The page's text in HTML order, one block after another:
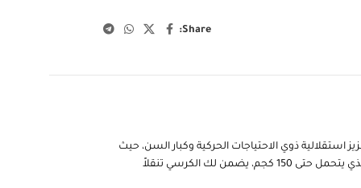
Share:
استقلالية ذوي الاحتياجات الحركية وكبار السن، حيث
عند التحرك للأمام أو طلب المساعدة، مما يوفر تجربة استخدام تفاعلية وآمنة. بفضل محركه القوي وهيكله المتين الذي يتحمل حتى 150 كجم، يضمن لك الكرسي تنقلاً